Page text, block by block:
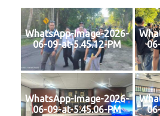
WhatsApp-Image-2026-
06-09-at-5.45.12-PM
WhatsApp-Image-2026-
06-09-at-5.45.06-PM